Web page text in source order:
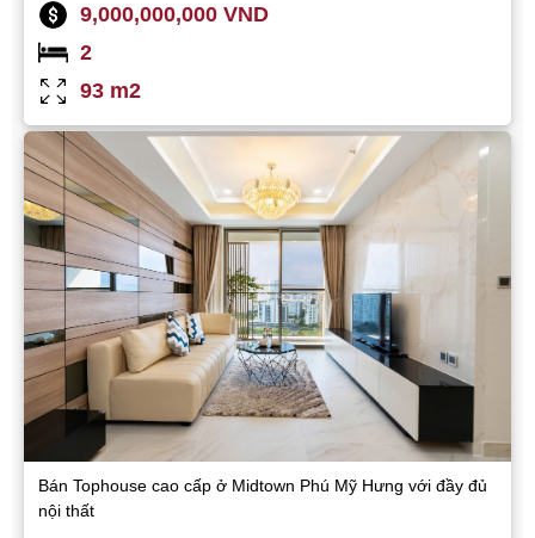
9,000,000,000 VND
2
93 m2
Bán Tophouse cao cấp ở Midtown Phú Mỹ Hưng với đầy đủ
nội thất